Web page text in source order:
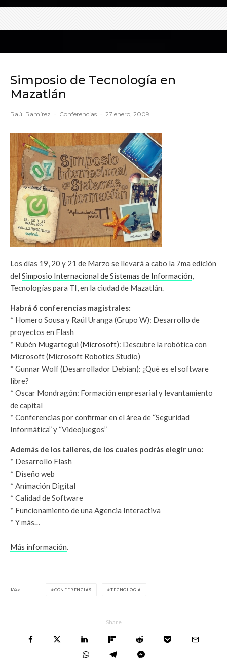
Simposio de Tecnología en
Mazatlán
Raúl Ramírez · Conferencias · 27 enero, 2009
Los días 19, 20 y 21 de Marzo se llevará a cabo la 7ma edición
del Simposio Internacional de Sistemas de Información
Tecnologías para TI, en la ciudad de Mazatlán.
Habrá 6 conferencias magistrales:
* Homero Sousa y Raúl Uranga (Grupo W): Desarrollo de
proyectos en Flash
* Rubén Mugartegui (Microsoft): Descubre la robótica con
Microsoft (Microsoft Robotics Studio)
* Gunnar Wolf (Desarrollador Debian): ¿Qué es el software
libre?
* Oscar Mondragón: Formación empresarial y levantamiento
de capital
* Conferencias por confirmar en el área de “Seguridad
Informática” y “Videojuegos”
Además de los talleres, de los cuales podrás elegir uno:
* Desarrollo Flash
* Diseño web
* Animación Digital
* Calidad de Software
* Funcionamiento de una Agencia Interactiva
* Y más…
Más información
TAGS CONFERENCIAS TECNOLOGÍA
Share